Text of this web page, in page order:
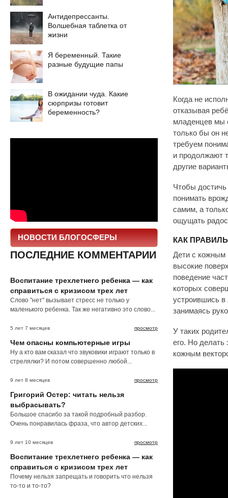
Антидепрессанты.
Волшебная таблетка от
жизни
Я беременный. Такие
разные будущие папы
В ожидании чуда. Какие
сюрпризы готовит
беременность?
НОВОСТИ БЛОГОСФЕРЫ
ПОСЛЕДНИЕ КОММЕНТАРИИ
Воспитание трехлетнего ребенка — как
справиться с кризисом трех лет
Слово "нет" вызывает стресс не только у
маленького ребенка. Так же негативно это слово...
просмотр
5 лет 7 месяцев
Чем опасны компьютерные игры
Ну а кто вам сказал что звуковики играют только в
стрелялки? И потом совершенно любой...
просмотр
9 лет 8 месяцев
Григорий Остер: читать нельзя
выбрасывать?
Большое спасибо за такой подробный разбор.
Очень понравилась фраза, что автор детских...
просмотр
9 лет 10 месяцев
Воспитание трехлетнего ребенка — как
справиться с кризисом трех лет
Почему нельзя запрещать и говорить что нельзя
то-то и то-то?
Когда не
отказывая
младенцев мы
только бы он
требуем
и продолжают
другие
Чтобы достичь
понимать
самим, а
ощущать
КАК
Дети с кожным
высокие
поведение
которых
устроившись
занимаясь
У таких
его. Но делать
кожным